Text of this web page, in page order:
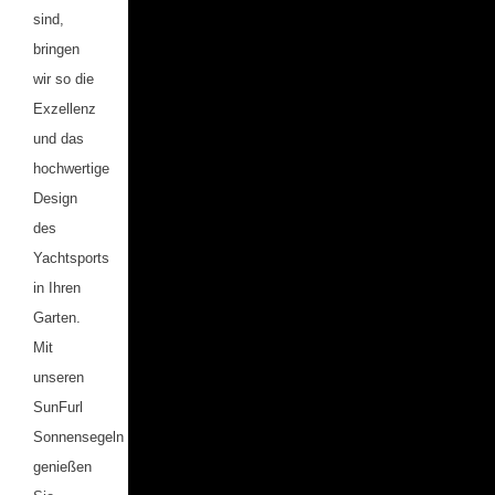
sind,
bringen
wir so die
Exzellenz
und das
hochwertige
Design
des
Yachtsports
in Ihren
Garten.
Mit
unseren
SunFurl
Sonnensegeln
genießen